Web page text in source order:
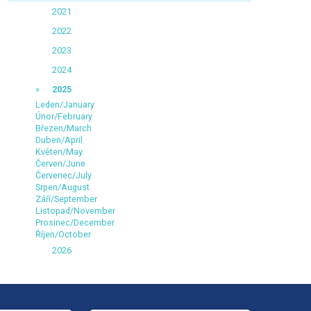
2021
2022
2023
2024
2025
Leden/January
Únor/February
Březen/March
Duben/April
Květen/May
Červen/June
Červenec/July
Srpen/August
Září/September
Listopad/November
Prosinec/December
Říjen/October
2026